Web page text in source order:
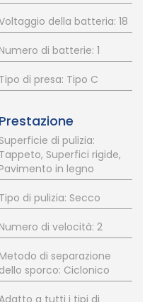
della batteria: 18
Numero di batterie: 1
Tipo di presa: Tipo C
Prestazione
Superficie di pulizia:
Tappeto, Superfici rigide,
Pavimento in legno
Tipo di pulizia: Secco
Numero di velocità: 2
Metodo di separazione
dello sporco: Ciclonico
a tutti i tipi di